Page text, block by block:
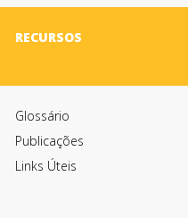
RECURSOS
Glossário
Publicações
Links Úteis